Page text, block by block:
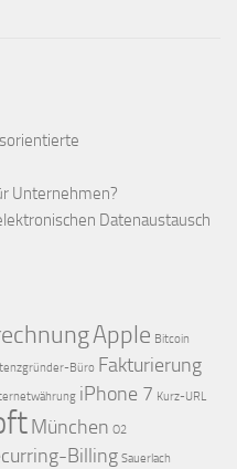
Unternehmen?
Datenaustausch
Apple Bitcoin
Büro Fakturierung
iPhone 7 Kurz-URL
München O2
Billing Sauerlach